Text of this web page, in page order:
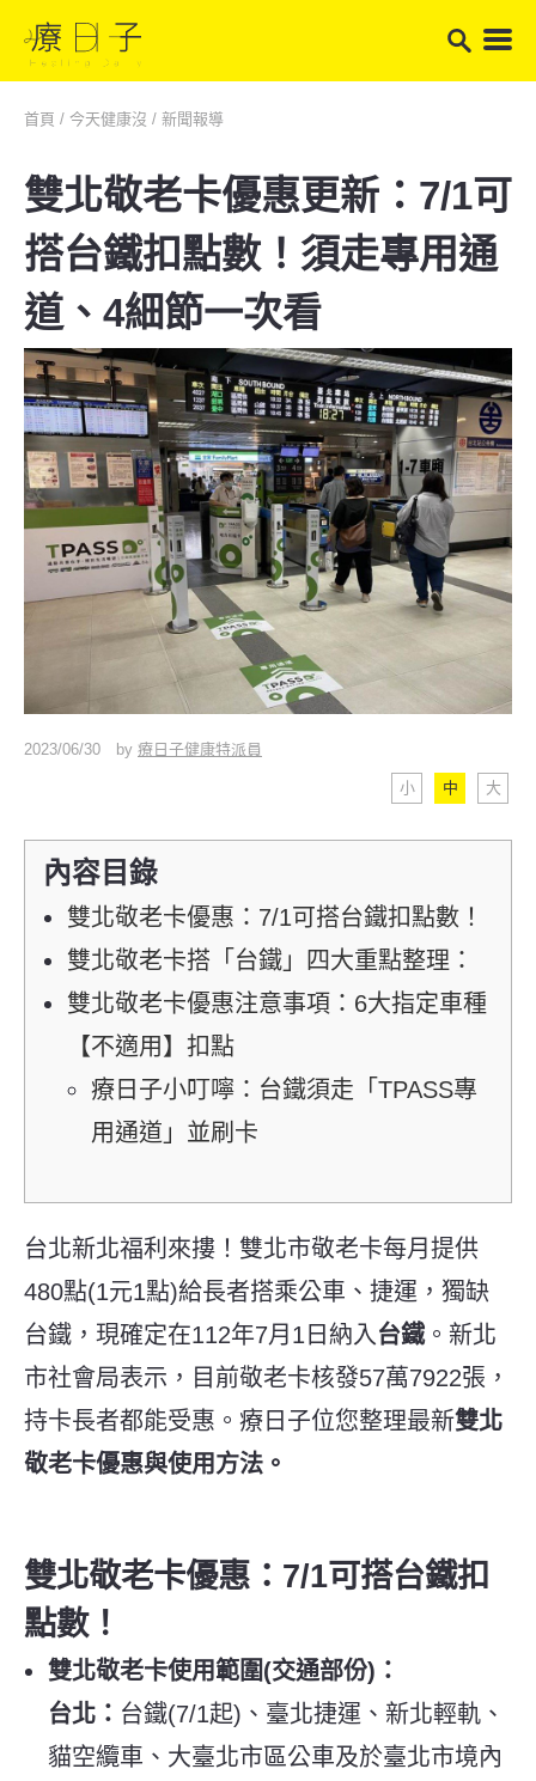
首頁 / 今天健康沒 / 新聞報導
雙北敬老卡優惠更新：7/1可
搭台鐵扣點數！須走專用通
道、4細節一次看
2023/06/30 by 療日子健康特派員
小 中 大
內容目錄
雙北敬老卡優惠：7/1可搭台鐵扣點數！
雙北敬老卡搭「台鐵」四大重點整理：
雙北敬老卡優惠注意事項：6大指定車種
【不適用】扣點
療日子小叮嚀：台鐵須走「TPASS專
用通道」並刷卡
台北新北福利來摟！雙北市敬老卡每月提供
480點(1元1點)給長者搭乘公車、捷運，獨缺
台鐵，現確定在112年7月1日納入台鐵。新北
市社會局表示，目前敬老卡核發57萬7922張，
持卡長者都能受惠。療日子位您整理最新雙北
敬老卡優惠與使用方法。
雙北敬老卡優惠：7/1可搭台鐵扣
點數！
雙北敬老卡使用範圍(交通部份)：
台北： 台鐵(7/1起)、 臺北捷運、新北輕軌、
貓空纜車、大臺北市區公車及於臺北市境內